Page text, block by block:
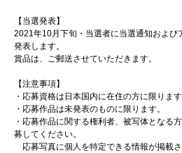
【当選発表】
2021年10月下旬・当選者に当選通知および
発表します。
賞品は、ご郵送させていただきます。
【注意事項】
・応募資格は日本国内に在住の方に限ります
・応募作品は未発表のものに限ります。
・応募作品に関する権利者、被写体となる
募してください。
応募写真に個人を特定できる情報が掲載さ